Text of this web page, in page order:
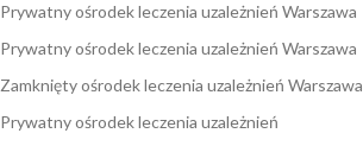
Prywatny ośrodek leczenia uzależnień Warszawa
Prywatny ośrodek leczenia uzależnień Warszawa
Zamknięty ośrodek leczenia uzależnień Warszawa
Prywatny ośrodek leczenia uzależnień